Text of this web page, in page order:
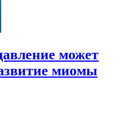
может
миомы